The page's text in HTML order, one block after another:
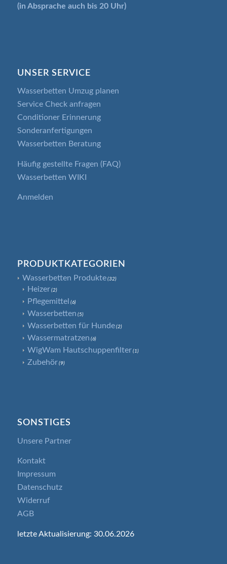
(in Absprache auch bis 20 Uhr)
UNSER SERVICE
Wasserbetten Umzug planen
Service Check anfragen
Conditioner Erinnerung
Sonderanfertigungen
Wasserbetten Beratung
Häufig gestellte Fragen (FAQ)
Wasserbetten WIKI
Anmelden
PRODUKTKATEGORIEN
Wasserbetten Produkte (32)
Heizer (2)
Pflegemittel (6)
Wasserbetten (5)
Wasserbetten für Hunde (2)
Wassermatratzen (6)
WigWam Hautschuppenfilter (1)
Zubehör (9)
SONSTIGES
Unsere Partner
Kontakt
Impressum
Datenschutz
Widerruf
AGB
letzte Aktualisierung: 30.06.2026